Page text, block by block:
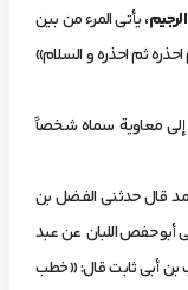
يأتي المرء من بين
ثم احذره و السلام»
معاوية سماه شخصاً
قال حدثني الفضل بن
أبو حفص اللبان عن عبد
بن أبي ثابت قال: «خطب